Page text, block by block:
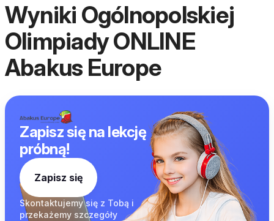
Wyniki Ogólnopolskiej
Olimpiady ONLINE
Abakus Europe
Zapisz się na lekcję
próbną!
Zapisz się
Skontaktujemy się z Tobą i
przekażemy szczegóły